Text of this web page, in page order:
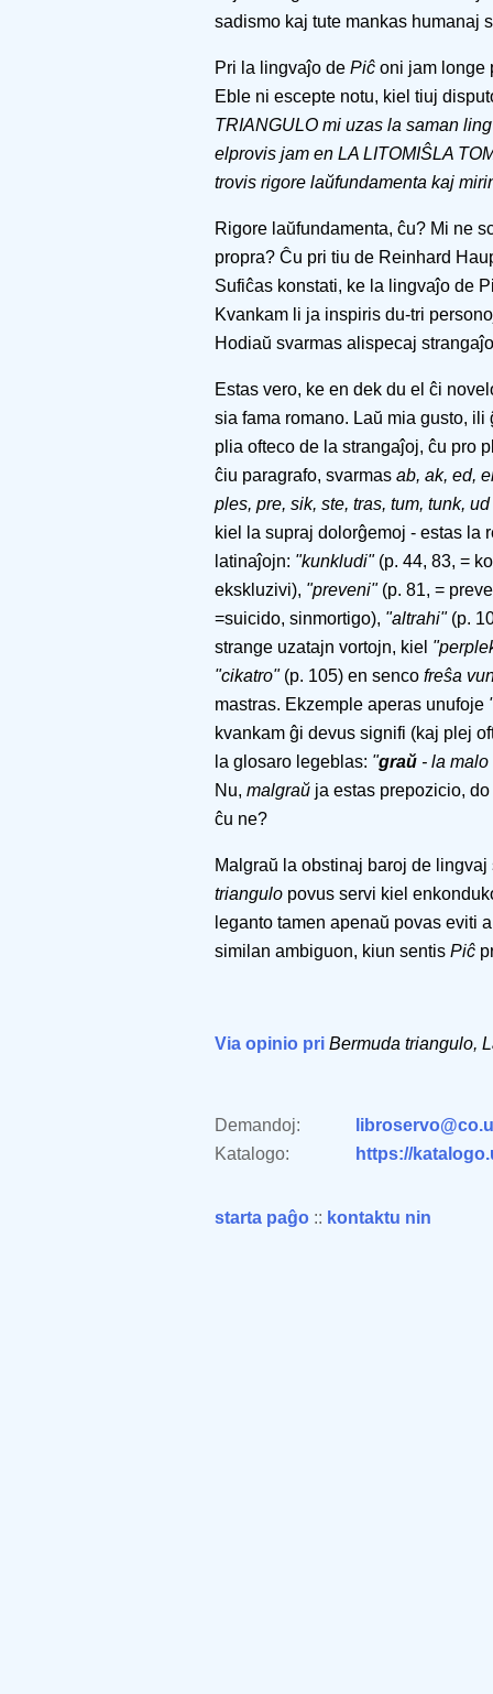
sadismo kaj tute mankas humanaj
Pri la lingvaĵo de Piĉ oni jam longe
Eble ni escepte notu, kiel tiuj
TRIANGULO mi uzas la saman
elprovis jam en LA LITOMIŜLA
trovis rigore laŭfundamenta kaj
Rigore laŭfundamenta, ĉu? Mi ne
propra? Ĉu pri tiu de Reinhard
Sufiĉas konstati, ke la lingvaĵo de
Kvankam li ja inspiris du-tri
Hodiaŭ svarmas alispecaj
Estas vero, ke en dek du el ĉi
sia fama romano. Laŭ mia gusto,
plia ofteco de la strangaĵoj, ĉu pro
ĉiu paragrafo, svarmas ab, ak, ed,
ples, pre, sik, ste, tras, tum, tunk, ud
kiel la supraj dolorĝemoj - estas la
latinaĵojn: "kunkludi"(p. 44, 83, =
ekskluzivi), "preveni"(p. 81, =
=suicido, sinmortigo), "altrahi"(p.
strange uzatajn vortojn, kiel
"cikatro"(p. 105) en senco freŝa
mastras. Ekzemple aperas unufoje
kvankam ĝi devus signifi (kaj plej
la glosaro legeblas: "graŭ - la
Nu, malgraŭ ja estas prepozicio,
ĉu ne?
Malgraŭ la obstinaj baroj de
triangulo povus servi kiel
leganto tamen apenaŭ povas eviti
similan ambiguon, kiun sentis Piĉ
Via opinio pri Bermuda triangulo,
Demandoj:
Katalogo:
https://
starta paĝo :: kontaktu nin